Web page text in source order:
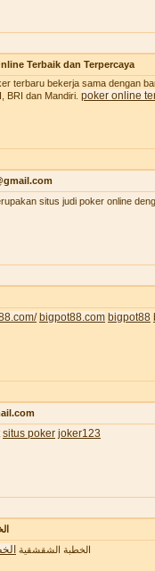
Terbaik dan Terpercaya
terbaru bekerja sama dengan
BRI dan Mandiri. poker online
situs judi poker online
bigpot88.com bigpot88
situs poker joker123
الخطبة الشقشقية